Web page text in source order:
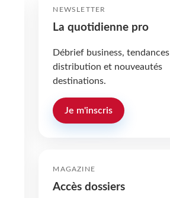
NEWSLETTER
La quotidienne pro
Débrief business, tendances
distribution et nouveautés
destinations.
Je m'inscris
MAGAZINE
Accès dossiers